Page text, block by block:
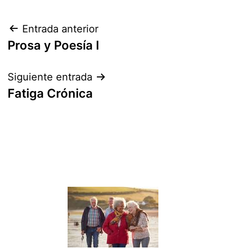
Navegación
de
entradas
Entrada anterior
Prosa y Poesía I
Siguiente entrada
Fatiga Crónica